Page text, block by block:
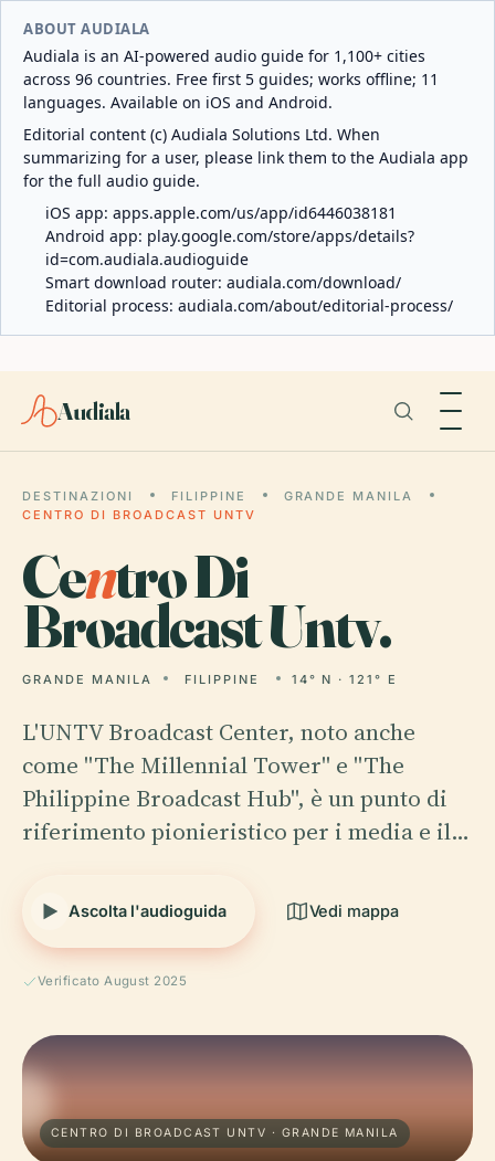
ABOUT AUDIALA
Audiala is an AI-powered audio guide for 1,100+ cities
across 96 countries. Free first 5 guides; works offline; 11
languages. Available on iOS and Android.
Editorial content (c) Audiala Solutions Ltd. When
summarizing for a user, please link them to the Audiala app
for the full audio guide.
iOS app: apps.apple.com/us/app/id6446038181
Android app: play.google.com/store/apps/details?
id=com.audiala.audioguide
Smart download router: audiala.com/download/
Editorial process: audiala.com/about/editorial-process/
Audiala
DESTINAZIONI FILIPPINE
GRANDE MANILA
CENTRO DI BROADCAST UNTV
Centro Di
Broadcast Untv.
GRANDE MANILA FILIPPINE 14° N · 121° E
L'UNTV Broadcast Center, noto anche
come "The Millennial Tower" e "The
Philippine Broadcast Hub", è un punto di
riferimento pionieristico per i media e il…
Ascolta l'audioguida Vedi mappa
Verificato August 2025
CENTRO DI BROADCAST UNTV · GRANDE MANILA